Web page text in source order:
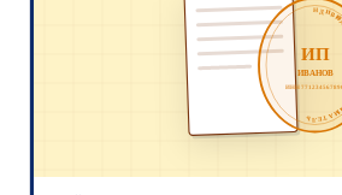
ИП
ИВАНОВ
ИНН